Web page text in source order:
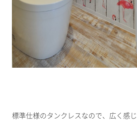
標準仕様のタンクレスなので、広く感じ